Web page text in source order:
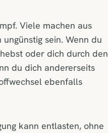
Viele machen aus
sein. Wenn du
oder dich durch den
du dich andererseits
ebenfalls
kann entlasten, ohne